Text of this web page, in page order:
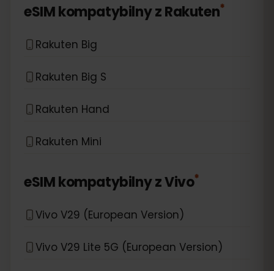
eSIM kompatybilny zRakuten*
Rakuten Big
Rakuten Big S
Rakuten Hand
Rakuten Mini
eSIM kompatybilny zVivo*
Vivo V29 (European Version)
Vivo V29 Lite 5G (European Version)